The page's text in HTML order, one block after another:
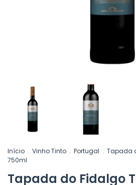
Início . Vinho Tinto . Portugal . Tapada
750ml
Tapada do Fidalgo